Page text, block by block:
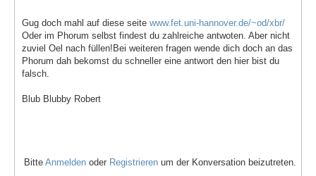
Gug doch mahl auf diese seite www.fet.uni-hannover.de/~od/xbr/
Oder im Phorum selbst findest du zahlreiche antwoten. Aber nicht
zuviel Oel nach füllen!Bei weiteren fragen wende dich doch an das
Phorum dah bekomst du schneller eine antwort den hier bist du
falsch.
Blub Blubby Robert
Bitte Anmelden oder Registrieren um der Konversation beizutreten.